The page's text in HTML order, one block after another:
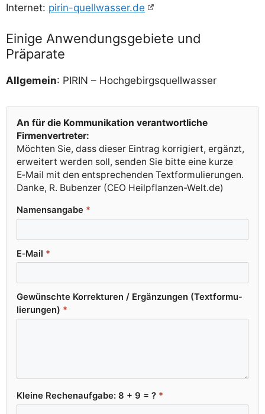
Inter­net: pirin-quellwasser.de
Einige Anwendungsgebiete und
Präparate
All­ge­mein: PIRIN – Hochgebirgsquellwasser
An für die Kom­mu­ni­ka­ti­on ver­ant­wort­li­che
Firmenvertreter:
Möch­ten Sie, dass die­ser Ein­trag kor­ri­giert, ergänzt,
erwei­tert wer­den soll, sen­den Sie bit­te eine kur­ze
E‑Mail mit den ent­spre­chen­den Textformulierungen.
Dan­ke, R. Buben­zer (CEO Heilpflanzen-Welt.de)
Namens­an­ga­be *
E‑Mail *
Gewünsch­te Kor­rek­tu­ren /​ Ergän­zun­gen (Text­for­mu­
lie­run­gen) *
Klei­ne Rechen­auf­ga­be: 8 + 9 = ? *